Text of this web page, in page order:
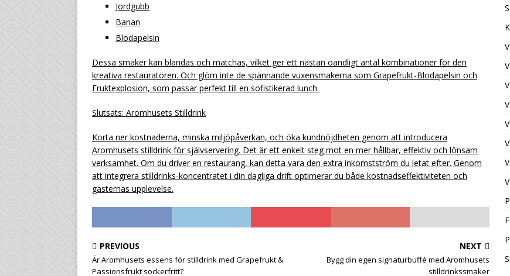
Jordgubb
Banan
Blodapelsin
Dessa smaker kan blandas och matchas, vilket ger ett nästan oändligt antal kombinationer för den
kreativa restauratören. Och glöm inte de spännande vuxensmakerna som Grapefrukt-Blodapelsin och
Fruktexplosion, som passar perfekt till en sofistikerad lunch.
Slutsats: Aromhusets Stilldrink
Korta ner kostnaderna, minska miljöpåverkan, och öka kundnöjdheten genom att introducera
Aromhusets stilldrink för självservering. Det är ett enkelt steg mot en mer hållbar, effektiv och lönsam
verksamhet. Om du driver en restaurang, kan detta vara den extra inkomstström du letat efter. Genom
att integrera stilldrinks-koncentratet i din dagliga drift optimerar du både kostnadseffektiviteten och
gästernas upplevelse.
PREVIOUS
Är Aromhusets essens för stilldrink med Grapefrukt &
Passionsfrukt sockerfritt?
NEXT
Bygg din egen signaturbuffé med Aromhusets
stilldrinkssmaker